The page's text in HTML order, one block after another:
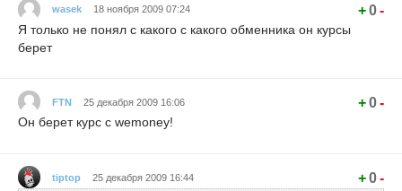
wasek 18 ноября 2009 07:24 +0-
Я только не понял с какого с какого обменника он курсы
берет
FTN 25 декабря 2009 16:06 +0-
Он берет курс с wemoney!
tiptop 25 декабря 2009 16:44 +0-